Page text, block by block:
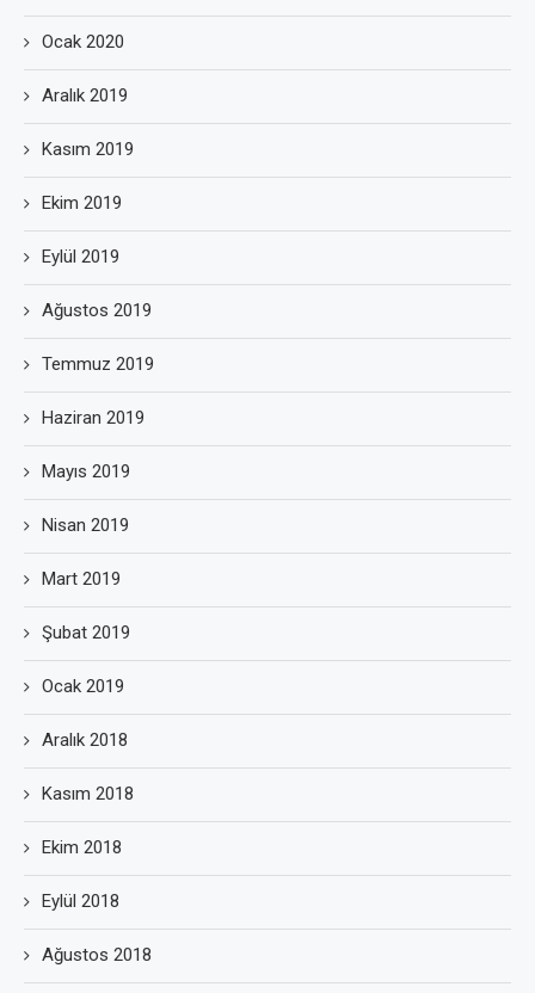
Ocak 2020
Aralık 2019
Kasım 2019
Ekim 2019
Eylül 2019
Ağustos 2019
Temmuz 2019
Haziran 2019
Mayıs 2019
Nisan 2019
Mart 2019
Şubat 2019
Ocak 2019
Aralık 2018
Kasım 2018
Ekim 2018
Eylül 2018
Ağustos 2018